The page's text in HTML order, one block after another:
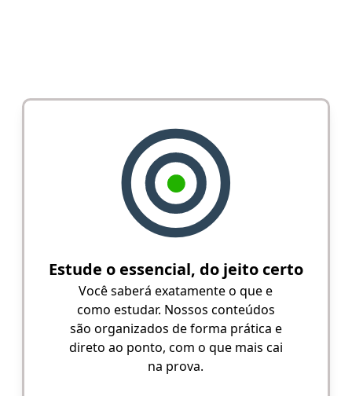
Estude o essencial, do jeito certo
Você saberá exatamente o que e
como estudar. Nossos conteúdos
são organizados de forma prática e
direto ao ponto, com o que mais cai
na prova.